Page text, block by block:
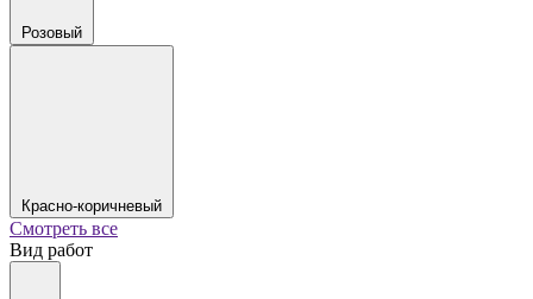
Розовый
Красно-коричневый
Смотреть все
Вид работ